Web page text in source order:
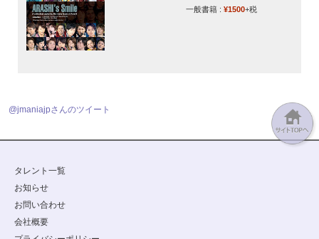
一般書籍 : ¥1500+税
@jmaniajpさんのツイート
タレント一覧
お知らせ
お問い合わせ
会社概要